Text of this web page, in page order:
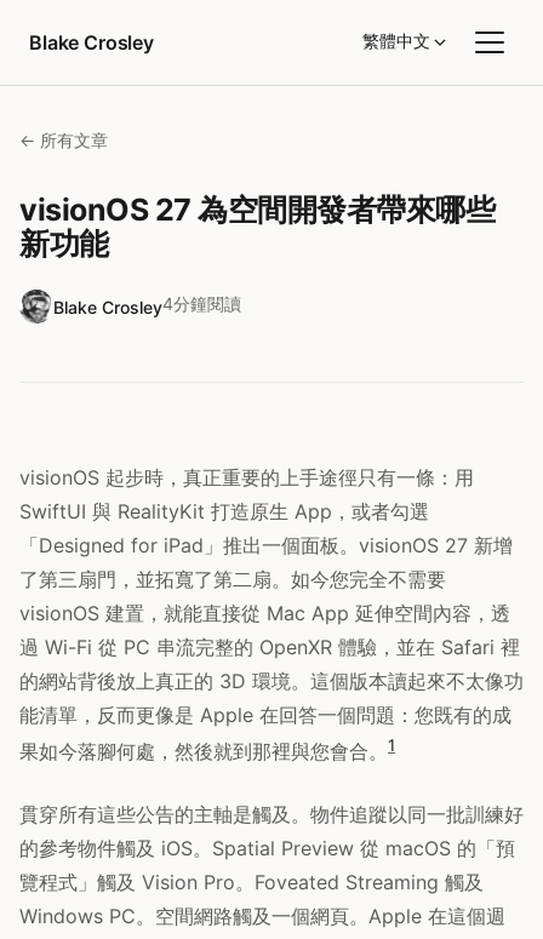
Blake Crosley
繁體中文
← 所有文章
visionOS 27 為空間開發者帶來哪些
新功能
Blake Crosley4分鐘閱讀
visionOS 起步時，真正重要的上手途徑只有一條：用
SwiftUI 與 RealityKit 打造原生 App，或者勾選
「Designed for iPad」推出一個面板。visionOS 27 新增
了第三扇門，並拓寬了第二扇。如今您完全不需要
visionOS 建置，就能直接從 Mac App 延伸空間內容，透
過 Wi-Fi 從 PC 串流完整的 OpenXR 體驗，並在 Safari 裡
的網站背後放上真正的 3D 環境。這個版本讀起來不太像功
能清單，反而更像是 Apple 在回答一個問題：您既有的成
果如今落腳何處，然後就到那裡與您會合。
1
貫穿所有這些公告的主軸是觸及。物件追蹤以同一批訓練好
的參考物件觸及 iOS。Spatial Preview 從 macOS 的「預
覽程式」觸及 Vision Pro。Foveated Streaming 觸及
Windows PC。空間網路觸及一個網頁。Apple 在這個週